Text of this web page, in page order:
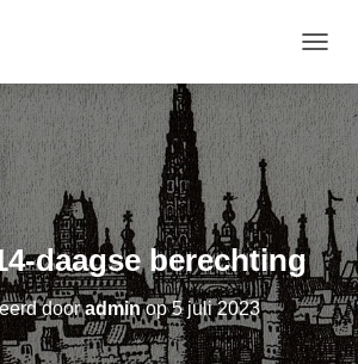
O
G
G
L
E
N
A
V
I
G
A
T
I
daagse berechting
dooradminop5 juli 2023